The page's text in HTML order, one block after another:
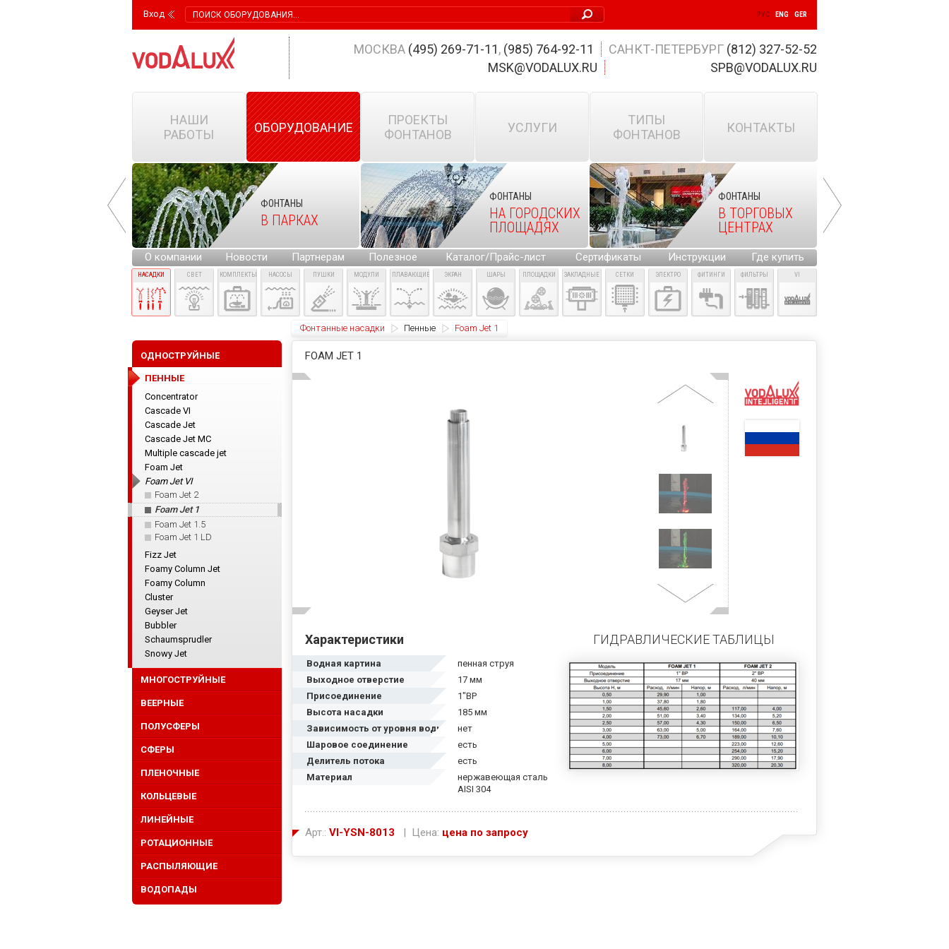
Вход РУС ENG GER
МОСКВА (495) 269-71-11, (985) 764-92-11 САНКТ-ПЕТЕРБУРГ (812) 327-52-52
MSK@VODALUX.RU
SPB@VODALUX.RU
НАШИ
РАБОТЫ
ОБОРУДОВАНИЕ
ПРОЕКТЫ
ФОНТАНОВ
УСЛУГИ
ТИПЫ
ФОНТАНОВ
КОНТАКТЫ
НА ГОРОДСКИХ
ФОНТАНЫ
В ПАРКАХ
ФОНТАНЫ
НА ГОРОДСКИХ
ПЛОЩАДЯХ
ФОНТАНЫ
В ТОРГОВЫХ
ЦЕНТРАХ
О компании Новости Партнерам Полезное Каталог/Прайс-лист Сертификаты Инструкции Где купить
НАСАДКИ СВЕТ КОМПЛЕКТЫ НАСОСЫ ПУШКИ МОДУЛИ ПЛАВАЮЩИЕ ЭКРАН ШАРЫ ПЛОЩАДКИ ЗАКЛАДНЫЕ СЕТКИ ЭЛЕКТРО ФИТИНГИ ФИЛЬТРЫ VI
Фонтанные насадки Пенные Foam Jet 1
FOAM JET 1
Характеристики
Водная картина
пенная струя
Выходное отверстие
17 мм
Присоединение
1"ВР
Высота насадки
185 мм
Зависимость от уровня воды
нет
Шаровое соединение
есть
Делитель потока
есть
Материал
нержавеющая сталь
AISI 304
ГИДРАВЛИЧЕСКИЕ ТАБЛИЦЫ
Арт.: VI-YSN-8013 | Цена: цена по запросу
ОДНОСТРУЙНЫЕ
ПЕННЫЕ
Concentrator
Cascade VI
Cascade Jet
Cascade Jet MC
Multiple cascade jet
Foam Jet
Foam Jet VI
Foam Jet 2
Foam Jet 1
Foam Jet 1.5
Foam Jet 1 LD
Fizz Jet
Foamy Column Jet
Foamy Column
Cluster
Geyser Jet
Bubbler
Schaumsprudler
Snowy Jet
МНОГОСТРУЙНЫЕ
ВЕЕРНЫЕ
ПОЛУСФЕРЫ
СФЕРЫ
ПЛЕНОЧНЫЕ
КОЛЬЦЕВЫЕ
ЛИНЕЙНЫЕ
РОТАЦИОННЫЕ
РАСПЫЛЯЮЩИЕ
ВОДОПАДЫ